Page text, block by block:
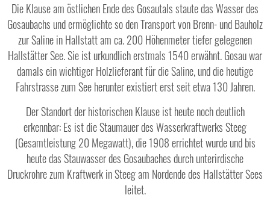
Die Klause am östlichen Ende des Gosautals staute das Wasser des
Gosaubachs und ermöglichte so den Transport von Brenn- und Bauholz
zur Saline in Hallstatt am ca. 200 Höhenmeter tiefer gelegenen
Hallstätter See. Sie ist urkundlich erstmals 1540 erwähnt. Gosau war
damals ein wichtiger Holzlieferant für die Saline, und die heutige
Fahrstrasse zum See herunter existiert erst seit etwa 130 Jahren.
Der Standort der historischen Klause ist heute noch deutlich
erkennbar: Es ist die Staumauer des Wasserkraftwerks Steeg
(Gesamtleistung 20 Megawatt), die 1908 errichtet wurde und bis
heute das Stauwasser des Gosaubaches durch unterirdische
Druckrohre zum Kraftwerk in Steeg am Nordende des Hallstätter Sees
leitet.